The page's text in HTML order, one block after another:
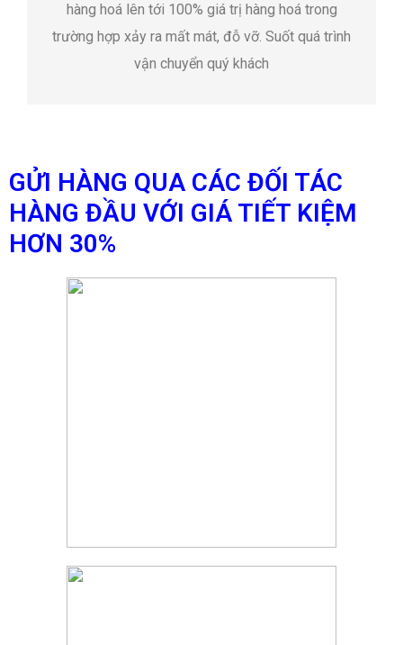
hàng hoá lên tới 100% giá trị hàng hoá trong
trường hợp xảy ra mất mát, đỗ vỡ. Suốt quá trình
vận chuyển quý khách
GỬI HÀNG QUA CÁC ĐỐI TÁC
HÀNG ĐẦU VỚI GIÁ TIẾT KIỆM
HƠN 30%